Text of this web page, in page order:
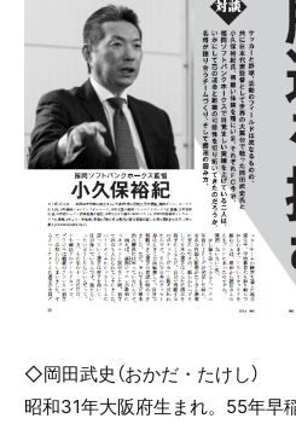
◇岡田武史（おかだ・たけし）
昭和31年大阪府生まれ。55年早